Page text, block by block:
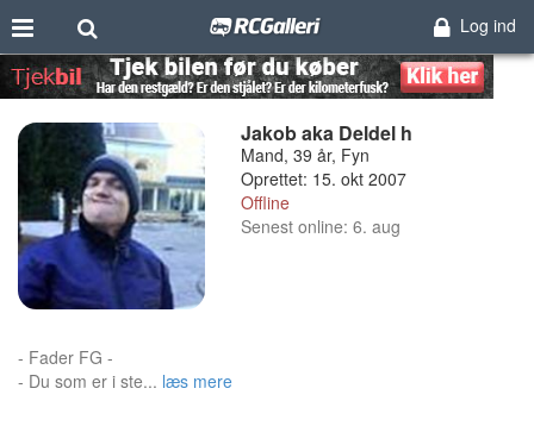
Log ind
Jakob aka Deldel h
Mand, 39 år, Fyn
Oprettet: 15. okt 2007
Offline
Senest online: 6. aug
- Fader FG -
- Du som er i ste... læs mere